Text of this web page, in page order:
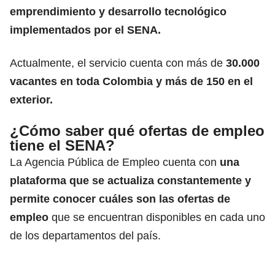
emprendimiento y desarrollo tecnológico
implementados por el SENA.
Actualmente, el servicio cuenta con más de 30.000
vacantes en toda Colombia y más de 150 en el
exterior.
¿Cómo saber qué ofertas de empleo
tiene el SENA?
La Agencia Pública de Empleo cuenta con una
plataforma que se actualiza constantemente y
permite conocer cuáles son las ofertas de
empleo que se encuentran disponibles en cada uno
de los departamentos del país.